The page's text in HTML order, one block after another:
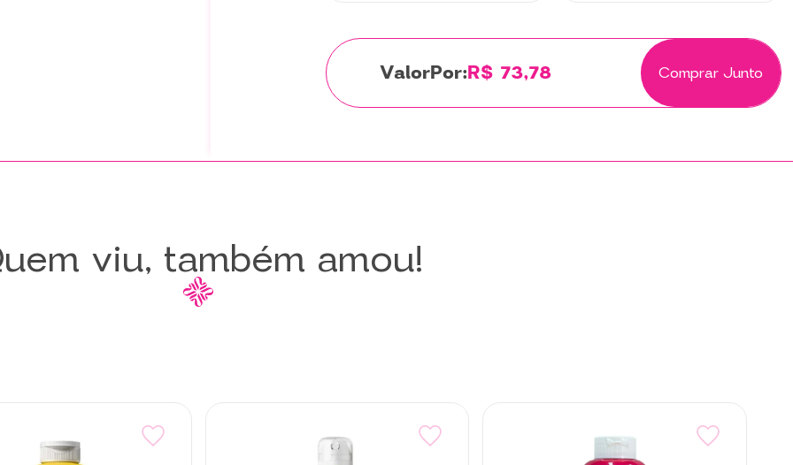
Por:R$ 73,78 Comprar Junto
viu, também amou!